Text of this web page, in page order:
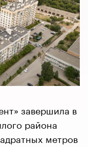
завершила в
района
метров